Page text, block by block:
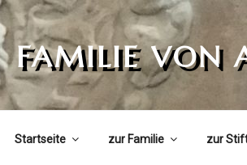
FAMILIE VON
Startseite zur Familie zur